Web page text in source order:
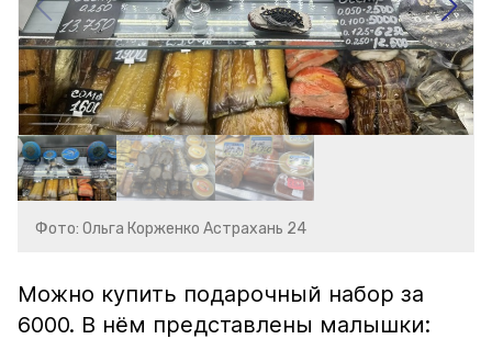
Фото: Ольга Корженко Астрахань 24
Можно купить подарочный набор за
6000. В нём представлены малышки: